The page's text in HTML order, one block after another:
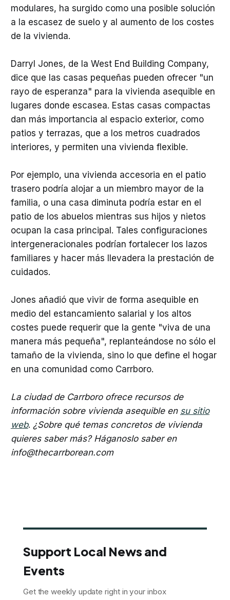
modulares, ha surgido como una posible solución
a la escasez de suelo y al aumento de los costes
de la vivienda.
Darryl Jones, de la West End Building Company,
dice que las casas pequeñas pueden ofrecer "un
rayo de esperanza" para la vivienda asequible en
lugares donde escasea. Estas casas compactas
dan más importancia al espacio exterior, como
patios y terrazas, que a los metros cuadrados
interiores, y permiten una vivienda flexible.
Por ejemplo, una vivienda accesoria en el patio
trasero podría alojar a un miembro mayor de la
familia, o una casa diminuta podría estar en el
patio de los abuelos mientras sus hijos y nietos
ocupan la casa principal. Tales configuraciones
intergeneracionales podrían fortalecer los lazos
familiares y hacer más llevadera la prestación de
cuidados.
Jones añadió que vivir de forma asequible en
medio del estancamiento salarial y los altos
costes puede requerir que la gente "viva de una
manera más pequeña", replanteándose no sólo el
tamaño de la vivienda, sino lo que define el hogar
en una comunidad como Carrboro.
La ciudad de Carrboro ofrece recursos de
información sobre vivienda asequible en su sitio
web. ¿Sobre qué temas concretos de vivienda
quieres saber más? Háganoslo saber en
info@thecarrborean.com
Support Local News and
Events
Get the weekly update right in your inbox